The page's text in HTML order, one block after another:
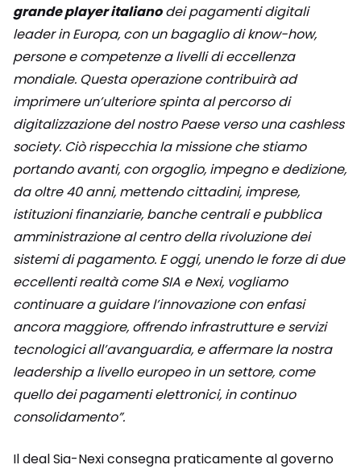
grande player italianodei pagamenti digitali
leader in Europa, con un bagaglio di know-how,
persone e competenze a livelli di eccellenza
mondiale. Questa operazione contribuirà ad
imprimere un’ulteriore spinta al percorso di
digitalizzazione del nostro Paese verso una cashless
society. Ciò rispecchia la missione che stiamo
portando avanti, con orgoglio, impegno e dedizione,
da oltre 40 anni, mettendo cittadini, imprese,
istituzioni finanziarie, banche centrali e pubblica
amministrazione al centro della rivoluzione dei
sistemi di pagamento. E oggi, unendo le forze di due
eccellenti realtà come SIA e Nexi, vogliamo
continuare a guidare l’innovazione con enfasi
ancora maggiore, offrendo infrastrutture e servizi
tecnologici all’avanguardia, e affermare la nostra
leadership a livello europeo in un settore, come
quello dei pagamenti elettronici, in continuo
consolidamento”.
Il deal Sia-Nexi consegna praticamente al governo